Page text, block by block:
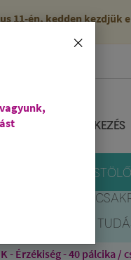
11-én, kedden
Bejelentkezés
- Érzékiség - 40 pálcika /
×